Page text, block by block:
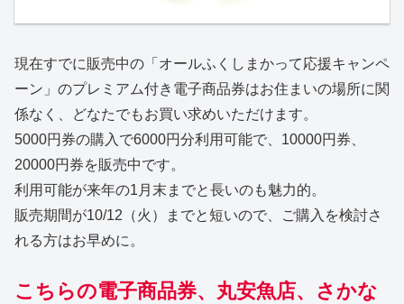
現在すでに販売中の「オールふくしまかって応援キャンペ
ーン」のプレミアム付き電子商品券はお住まいの場所に関
係なく、どなたでもお買い求めいただけます。
5000円券の購入で6000円分利用可能で、10000円券、
20000円券を販売中です。
利用可能が来年の1月末までと長いのも魅力的。
販売期間が10/12（火）までと短いので、ご購入を検討さ
れる方はお早めに。
こちらの電子商品券、丸安魚店、さかな